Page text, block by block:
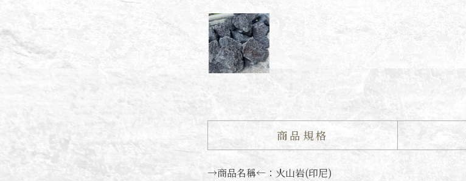
商品規格
→商品名稱←：火山岩(印尼)